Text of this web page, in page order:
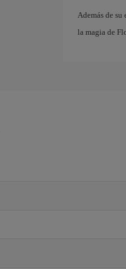
Además de
la magia de